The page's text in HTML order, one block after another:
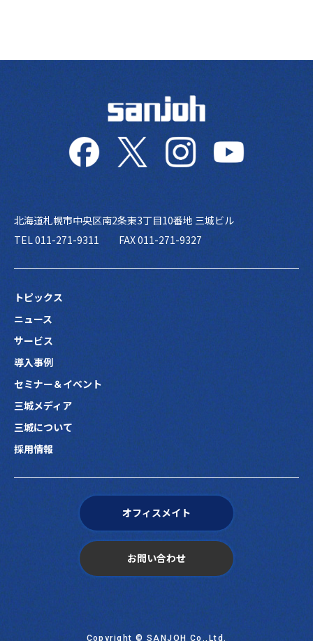
北海道札幌市中央区南2条東3丁目10番地 三城ビル
TEL 011-271-9311
FAX 011-271-9327
トピックス
ニュース
サービス
導入事例
セミナー＆イベント
三城メディア
三城について
採用情報
オフィスメイト
お問い合わせ
Copyright © SANJOH Co.,Ltd.